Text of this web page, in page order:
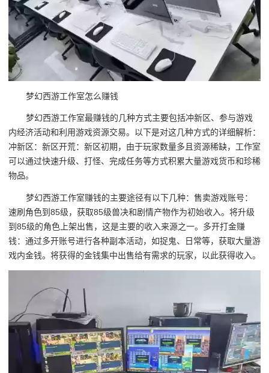
梦幻西游工作室怎么赚钱
梦幻西游工作室最赚钱的几种方式主要包括冲新区、参与游戏
内经济活动和利用游戏资源交易。以下是对这几种方式的详细解析：
冲新区：新区开荒：新区初期，由于玩家数量多且资源稀缺，工作室
可以通过快速升级、打怪、完成任务等方式积累大量游戏货币和珍稀
物品。
梦幻西游工作室赚钱的主要途径有以下几种：售卖游戏账号：
速刷角色到85级，获取85级兽决和剧情产物作为初始收入。将升级
到85级的角色上架出售，这是主要的收入来源之一。多开打金赚
钱：通过多开账号进行各种副本活动，如捉鬼、日常等，获取大量游
戏内金钱。将获得的金钱集中出售给有需求的玩家，以此获得收入。